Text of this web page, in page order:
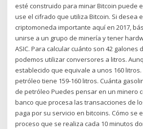
esté construido para minar Bitcoin puede
use el cifrado que utiliza Bitcoin. Si desea
criptomoneda importante aquí en 2017,
unirse a un grupo de minería y tener
ASIC. Para calcular cuánto son 42 galones
podemos utilizar conversores a litros.
establecido que equivale a unos 160
petróleo tiene 159-160 litros. Cuánta
de petróleo Puedes pensar en un minero
banco que procesa las transacciones de
paga por su servicio en bitcoins. Cómo se
proceso que se realiza cada 10 minutos